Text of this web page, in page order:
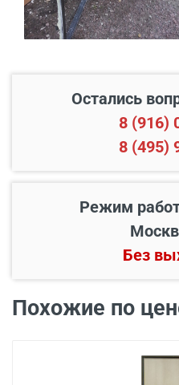
двери в готовый проем
Демонтаж старой
Остались
8 (916)
8 (495)
Режим
Без
Похожие по